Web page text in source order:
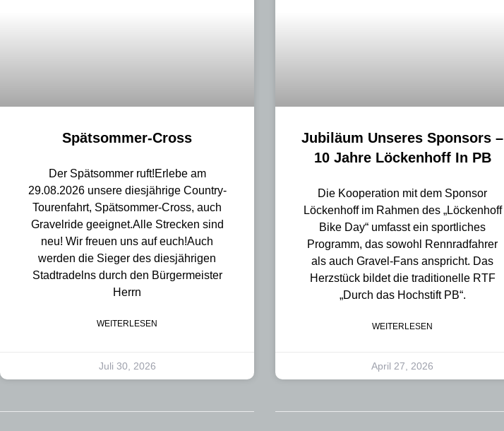
Spätsommer-Cross
Der Spätsommer ruft!Erlebe am
29.08.2026 unsere diesjährige Country-
Tourenfahrt, Spätsommer-Cross, auch
Gravelride geeignet.Alle Strecken sind
neu! Wir freuen uns auf euch!Auch
werden die Sieger des diesjährigen
Stadtradelns durch den Bürgermeister
Herrn
WEITERLESEN
Juli 30, 2026
Jubiläum Unseres Sponsors –
10 Jahre Löckenhoff In PB
Die Kooperation mit dem Sponsor
Löckenhoff im Rahmen des „Löckenhoff
Bike Day“ umfasst ein sportliches
Programm, das sowohl Rennradfahrer
als auch Gravel-Fans anspricht. Das
Herzstück bildet die traditionelle RTF
„Durch das Hochstift PB“.
WEITERLESEN
April 27, 2026